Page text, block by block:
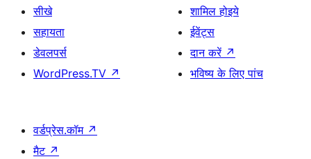
सीखे
सहायता
डेवलपर्स
WordPress.TV ↗
शामिल होइये
ईवेंट्स
दान करें ↗
भविष्य के लिए पांच
वर्डप्रेस.कॉम ↗
मैट ↗